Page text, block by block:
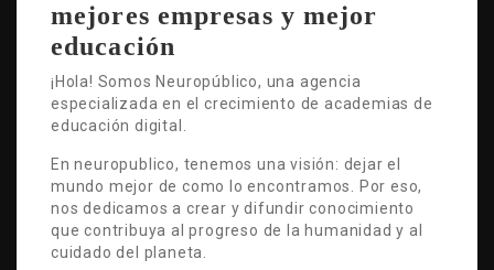
mejores empresas y mejor
educación
¡Hola! Somos Neuropúblico, una agencia
especializada en el crecimiento de academias de
educación digital.
En neuropublico, tenemos una visión: dejar el
mundo mejor de como lo encontramos. Por eso,
nos dedicamos a crear y difundir conocimiento
que contribuya al progreso de la humanidad y al
cuidado del planeta.